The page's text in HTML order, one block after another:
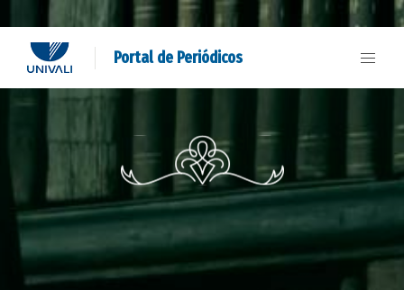
Portal de Periódicos